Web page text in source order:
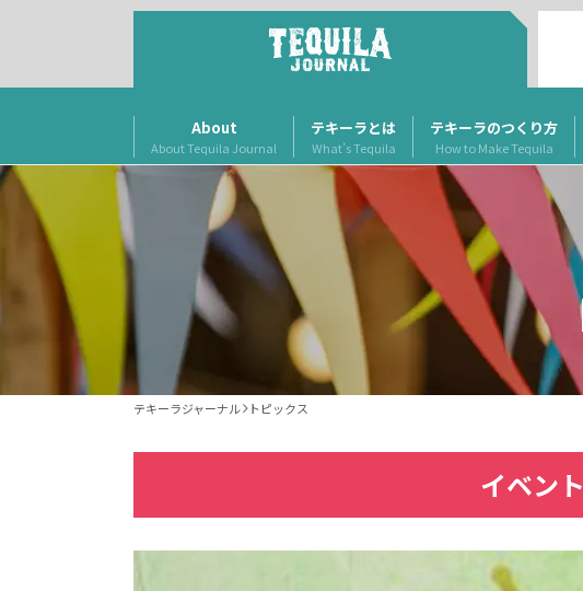
About
About Tequila Journal
テキーラとは
What’s Tequila
テキーラのつくり方
How to Make Tequila
テキーラジャーナル トピックス
イベント